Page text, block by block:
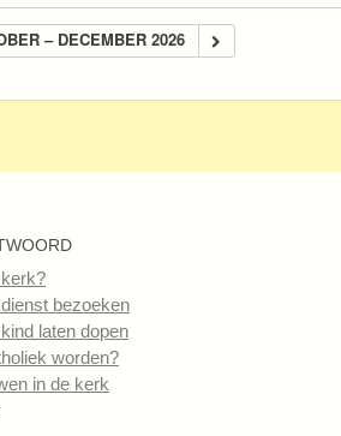
– DECEMBER 2026
bezoeken
laten dopen
worden?
in de kerk